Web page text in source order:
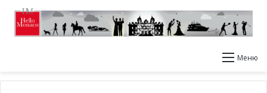
Меню